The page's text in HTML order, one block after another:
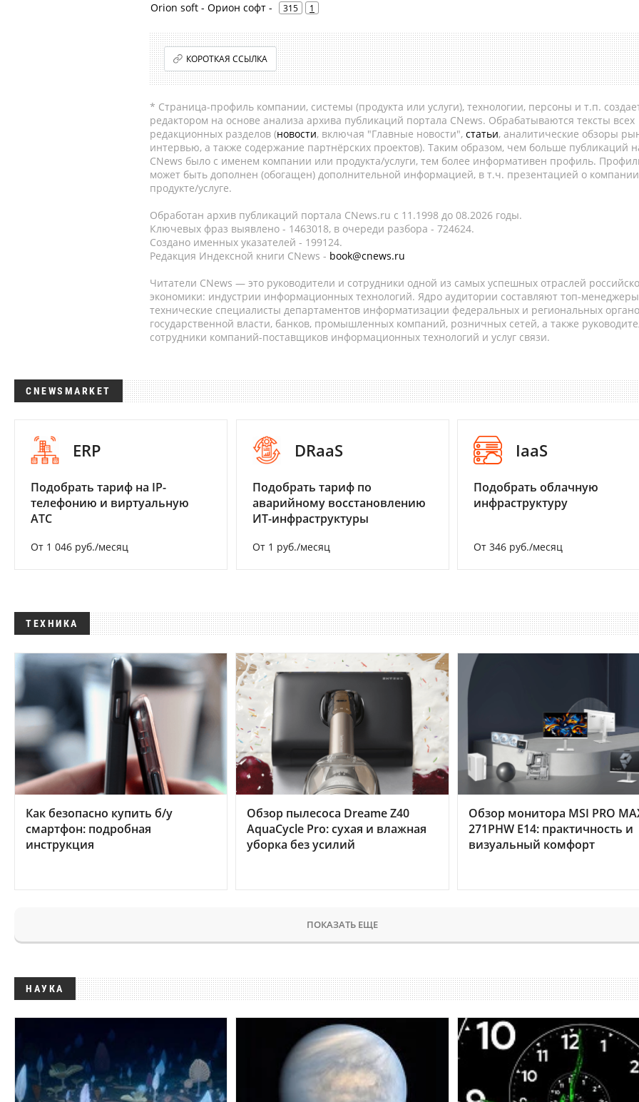
Orion soft - Орион софт - 315 1
КОРОТКАЯ ССЫЛКА
* Страница-профиль компании, системы (продукта или услуги), технологии, персоны и т.п.
редактором на основе анализа архива публикаций портала CNews. Обрабатываются тексты всех
редакционных разделов (новости, включая "Главные новости", статьи, аналитические обзоры
интервью, а также содержание партнёрских проектов). Таким образом, чем больше публикаций
CNews было с именем компании или продукта/услуги, тем более информативен профиль.
может быть дополнен (обогащен) дополнительной информацией, в т.ч. презентацией о
продукте/услуге.
Обработан архив публикаций портала CNews.ru c 11.1998 до 08.2026 годы.
Ключевых фраз выявлено - 1463018, в очереди разбора - 724624.
Создано именных указателей - 199124.
Редакция Индексной книги CNews - book@cnews.ru
Читатели CNews — это руководители и сотрудники одной из самых успешных отраслей
экономики: индустрии информационных технологий. Ядро аудитории составляют топ-
технические специалисты департаментов информатизации федеральных и региональных
государственной власти, банков, промышленных компаний, розничных сетей, а также
сотрудники компаний-поставщиков информационных технологий и услуг связи.
CNEWSMARKET
ERP
Подобрать тариф на IP-
телефонию и виртуальную
АТС
От 1 046 руб./месяц
DRaaS
Подобрать тариф по
аварийному восстановлению
ИТ-инфраструктуры
От 1 руб./месяц
IaaS
Подобрать облачную
инфраструктуру
От 346 руб./месяц
ТЕХНИКА
Как безопасно купить б/у
смартфон: подробная
инструкция
Обзор пылесоса Dreame Z40
AquaCycle Pro: сухая и влажная
уборка без усилий
Обзор монитора MSI PRO
271PHW E14: практичность и
визуальный комфорт
ПОКАЗАТЬ ЕЩЕ
НАУКА